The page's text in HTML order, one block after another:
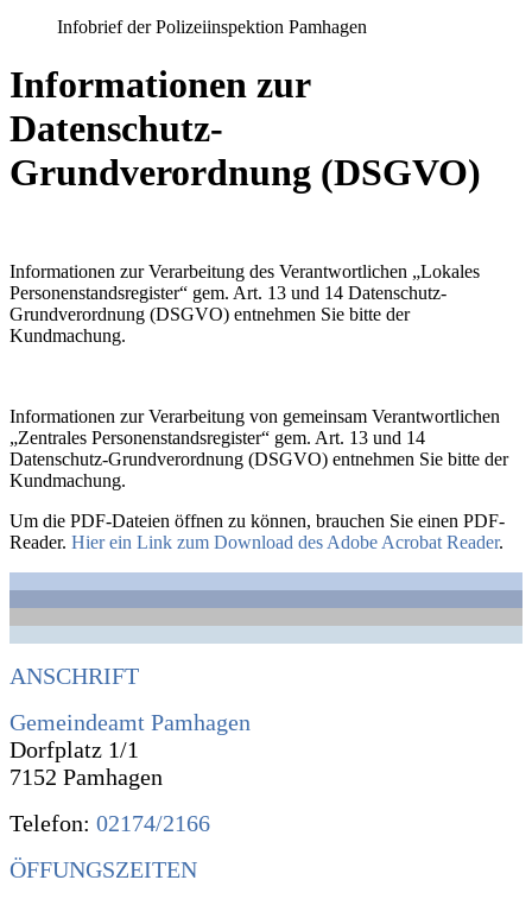
Infobrief der Polizeiinspektion Pamhagen
Informationen zur
Datenschutz-
Grundverordnung (DSGVO)
Informationen zur Verarbeitung des Verantwortlichen „Lokales
Personenstandsregister“ gem. Art. 13 und 14 Datenschutz-
Grundverordnung (DSGVO) entnehmen Sie bitte der
Kundmachung.
Informationen zur Verarbeitung von gemeinsam Verantwortlichen
„Zentrales Personenstandsregister“ gem. Art. 13 und 14
Datenschutz-Grundverordnung (DSGVO) entnehmen Sie bitte der
Kundmachung.
Um die PDF-Dateien öffnen zu können, brauchen Sie einen PDF-
Reader. Hier ein Link zum Download des Adobe Acrobat Reader.
ANSCHRIFT
Gemeindeamt Pamhagen
Dorfplatz 1/1
7152 Pamhagen
Telefon: 02174/2166
ÖFFUNGSZEITEN